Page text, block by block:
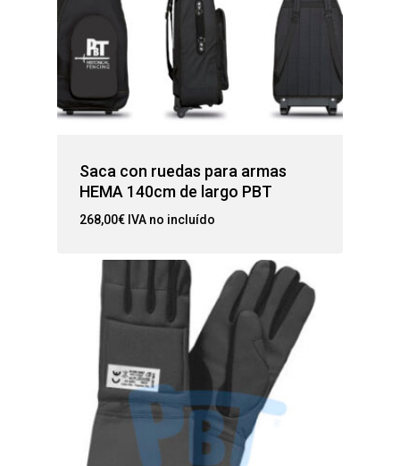
Saca con ruedas para armas
HEMA 140cm de largo PBT
268,00€ IVA no incluído